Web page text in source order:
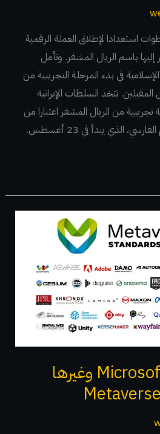
استعدادا لإطلاق العملة الرقمية
إليها باسم الريال المشفر. وتأمل
في بدء المرحلة التجريبية من
تتخذ السلطات الإيرانية
تجريبية من الريال المشفر اعتبارا من
الذي يبدأ في 23 أغسطس.
تطلق Meta و Microsoft وغيرها